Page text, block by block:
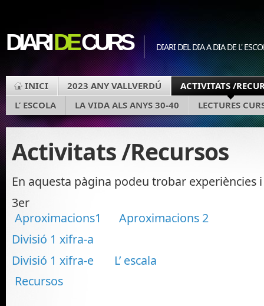
DIARIDECURS DIARI DEL DIA A DIA DE L'
INICI 2023 ANY VALLVERDÚ
ACTIVITATS /
L’ ESCOLA
LA VIDA ALS ANYS 30-40 LECTURES
Activitats /Recursos
En aquesta pàgina podeu trobar experiències
3er
Aproximacions1
Aproximacions 2
Divisió 1 xifra-a
Divisió 1 xifra-e
L’ escala
Recursos